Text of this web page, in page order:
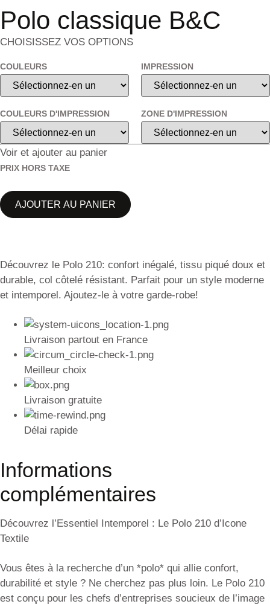
Polo classique B&C
CHOISISSEZ VOS OPTIONS
COULEURS IMPRESSION
COULEURS D'IMPRESSION ZONE D'IMPRESSION
Voir et ajouter au panier
PRIX HORS TAXE
AJOUTER AU PANIER
Découvrez le Polo 210: confort inégalé, tissu piqué doux et
durable, col côtelé résistant. Parfait pour un style moderne
et intemporel. Ajoutez-le à votre garde-robe!
Livraison partout en France
Meilleur choix
Livraison gratuite
Délai rapide
Informations
complémentaires
Découvrez l’Essentiel Intemporel : Le Polo 210 d’Icone
Textile
Vous êtes à la recherche d’un *polo* qui allie confort,
durabilité et style ? Ne cherchez pas plus loin. Le Polo 210
est conçu pour les chefs d’entreprises soucieux de l’image